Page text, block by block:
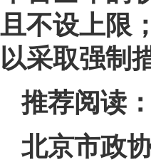
且不设上限
以采取强制
推荐阅读：
北京市政